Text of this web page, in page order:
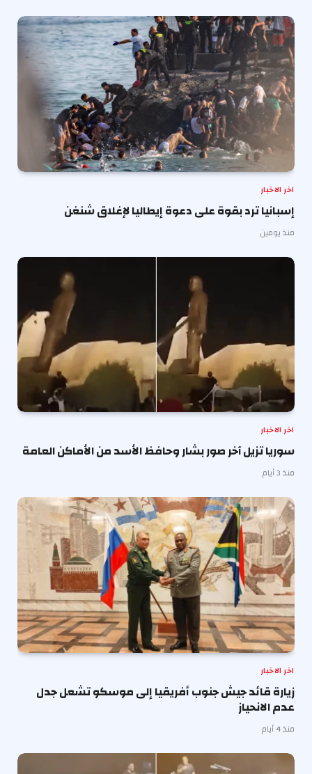
اخر الاخبار
إسبانيا ترد بقوة على دعوة إيطاليا لإغلاق شنغن
منذ يومين
اخر الاخبار
سوريا تزيل آخر صور بشار وحافظ الأسد من الأماكن العامة
منذ 3 أيام
اخر الاخبار
زيارة قائد جيش جنوب أفريقيا إلى موسكو تشعل جدل
عدم الانحياز
منذ 4 أيام